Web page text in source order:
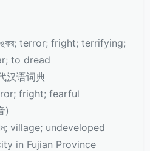
terror; fright; terrifying;
to dread
汉语词典
fright; fearful
)
village; undeveloped
in Fujian Province